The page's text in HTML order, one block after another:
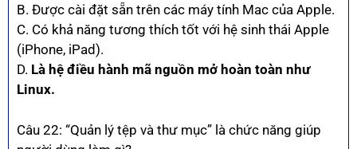
B. Được cài đặt sẵn trên các máy tính Mac của Apple.
C. Có khả năng tương thích tốt với hệ sinh thái Apple
(iPhone, iPad).
D. Là hệ điều hành mã nguồn mở hoàn toàn như
Linux.
Câu 22: “Quản lý tệp và thư mục” là chức năng giúp